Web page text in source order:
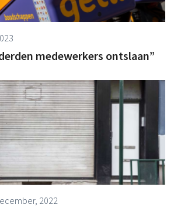
medewerkers ontslaan”
2022